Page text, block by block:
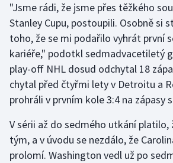
Házená
Jezdectví
Judo
Krasobruslení
Lezení
Lyže a snowboard
"Jsme rádi, že jsme přes těžkého
Stanley Cupu, postoupili. Osobně si
toho, že se mi podařilo vyhrát první
kariéře," podotkl sedmadvacetiletý
play-off NHL dosud odchytal 18
chytal před čtyřmi lety v Detroitu a
prohráli v prvním kole 3:4 na zápasy
V sérii až do sedmého utkání
tým, a v úvodu se nezdálo, že
prolomí. Washington vedl už po